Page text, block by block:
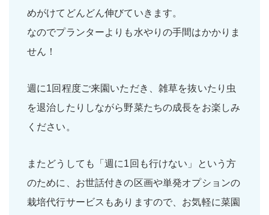
めがけてどんどん伸びていきます。
なのでプランターよりも水やりの手間はかかりま
せん！
週に1回程度ご来園いただき、雑草を抜いたり虫
を退治したりしながら野菜たちの成長をお楽しみ
ください。
またどうしても「週に1回も行けない」という方
のために、お世話付きの区画や単発オプションの
栽培代行サービスもありますので、お気軽に菜園